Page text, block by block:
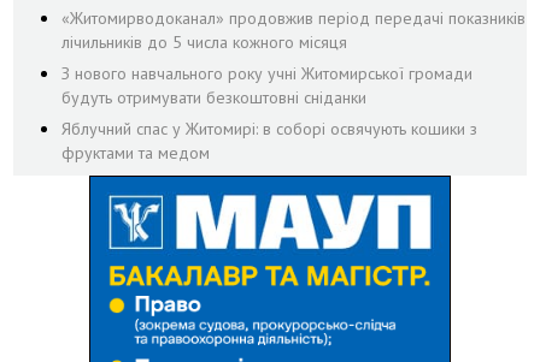
«Житомирводоканал» продовжив період передачі показників
лічильників до 5 числа кожного місяця
З нового навчального року учні Житомирської громади
будуть отримувати безкоштовні сніданки
Яблучний спас у Житомирі: в соборі освячують кошики з
фруктами та медом